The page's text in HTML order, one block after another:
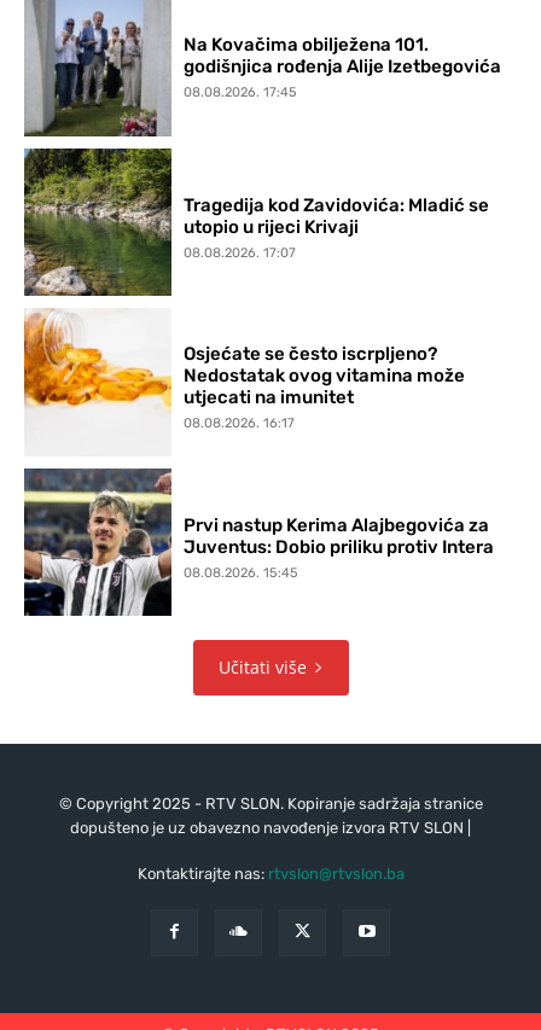
Na Kovačima obilježena 101.
godišnjica rođenja Alije Izetbegovića
08.08.2026. 17:45
Tragedija kod Zavidovića: Mladić se
utopio u rijeci Krivaji
08.08.2026. 17:07
Osjećate se često iscrpljeno?
Nedostatak ovog vitamina može
utjecati na imunitet
08.08.2026. 16:17
Prvi nastup Kerima Alajbegovića za
Juventus: Dobio priliku protiv Intera
08.08.2026. 15:45
Učitati više
© Copyright 2025 - RTV SLON. Kopiranje sadržaja stranice
dopušteno je uz obavezno navođenje izvora RTV SLON |
Kontaktirajte nas: rtvslon@rtvslon.ba